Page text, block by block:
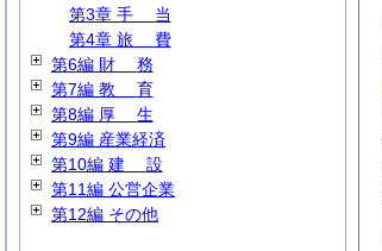
第3章 手 当
第4章 旅 費
第6編 財 務
第7編 教 育
第8編 厚 生
第9編 産業経済
第10編 建 設
第11編 公営企業
第12編 その他